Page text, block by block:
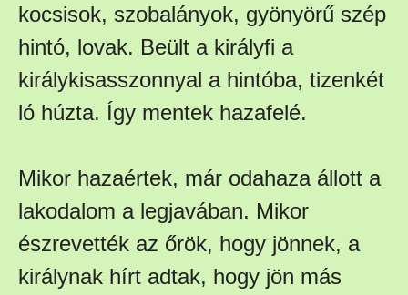
kocsisok, szobalányok, gyönyörű szép
hintó, lovak. Beült a királyfi a
királykisasszonnyal a hintóba, tizenkét
ló húzta. Így mentek hazafelé.
Mikor hazaértek, már odahaza állott a
lakodalom a legjavában. Mikor
észrevették az őrök, hogy jönnek, a
királynak hírt adtak, hogy jön más